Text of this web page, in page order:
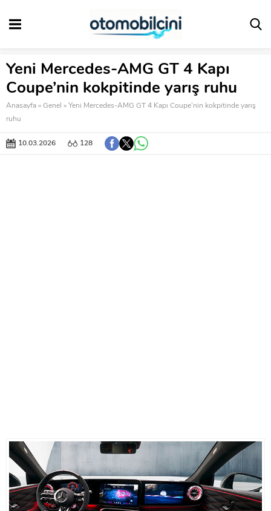
Yeni Mercedes-AMG GT 4 Kapı
Coupe’nin kokpitinde yarış ruhu
Anasayfa » Genel » Yeni Mercedes-AMG GT 4 Kapı Coupe’nin kokpitinde yarış
ruhu
10.03.2026 128